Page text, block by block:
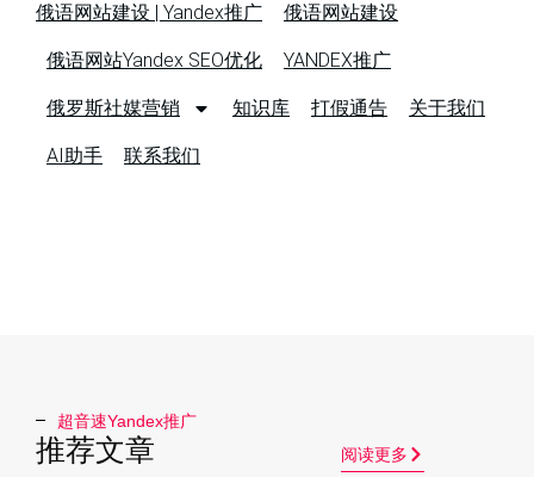
俄语网站建设 | Yandex推广 俄语网站建设
俄语网站Yandex SEO优化 YANDEX推广
俄罗斯社媒营销 知识库 打假通告 关于我们
AI助手 联系我们
超音速Yandex推广​
推荐文章 阅读更多